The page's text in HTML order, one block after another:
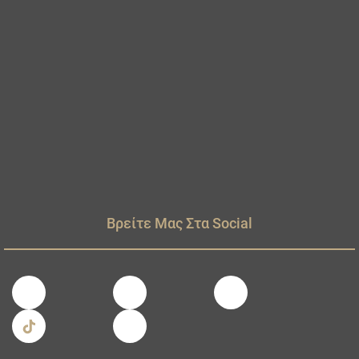
Βρείτε Μας Στα Social